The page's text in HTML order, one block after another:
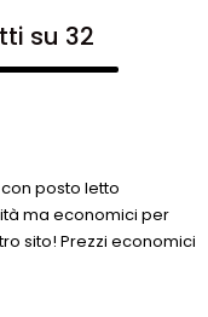
su 32
posto letto
ma economici per
sito! Prezzi economici